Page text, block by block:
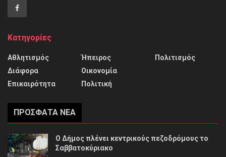
Κατηγορίες
Αθλητισμός
Διάφορα
Επικαιρότητα
Ήπειρος
Οικονομία
Πολιτική
Πολιτισμός
ΠΡΌΣΦΑΤΑ ΝΈΑ
Ο Δήμος πλένει κεντρικούς πεζοδρόμους το
Σαββατοκύριακο